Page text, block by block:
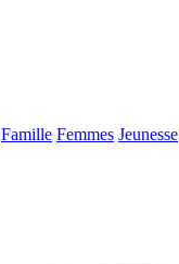
Famille Femmes Jeunesse